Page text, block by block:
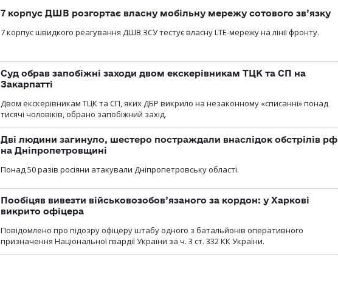
7 корпус ДШВ розгортає власну мобільну мережу сотового зв’язку
7 корпус швидкого реагування ДШВ ЗСУ тестує власну LTE-мережу на лінії фронту.
Суд обрав запобіжні заходи двом екскерівникам ТЦК та СП на
Закарпатті
Двом екскерівникам ТЦК та СП, яких ДБР викрило на незаконному «списанні» понад
тисячі чоловіків, обрано запобіжний захід.
Дві людини загинуло, шестеро постраждали внаслідок обстрілів рф
на Дніпропетровщині
Понад 50 разів росіяни атакували Дніпропетровську області.
Пообіцяв вивезти військовозобов’язаного за кордон: у Харкові
викрито офіцера
Повідомлено про підозру офіцеру штабу одного з батальйонів оперативного
призначення Національної гвардії України за ч. 3 ст. 332 КК України.